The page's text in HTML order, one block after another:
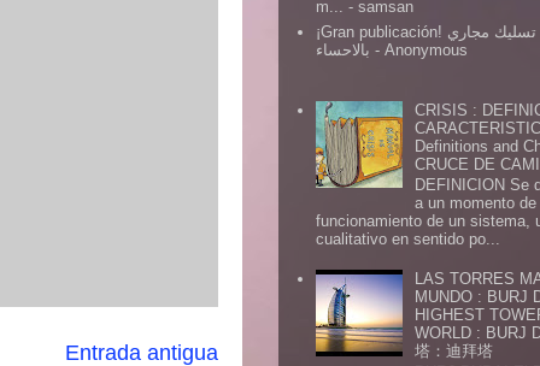
Entrada antigua
m...
- samsan
¡Gran publicación! شركة تسليك مجاري
بالاحساء - Anonymous
CRISIS :
Definitions and
CRUCE DE
DEFINICION Se
a un momento
funcionamiento de un sistema,
cualitativo en sentido po...
LAS TORRES
MUNDO : BURJ
HIGHEST
WORLD : BURJ
塔：迪拜塔